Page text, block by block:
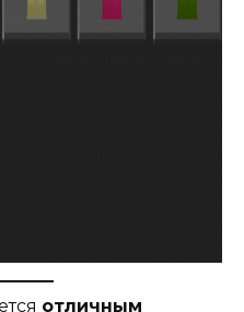
отличным